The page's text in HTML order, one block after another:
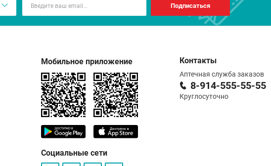
Подписаться
Мобильное приложение
Социальные сети
Контакты
Аптечная служба заказов
8-914-555-55-55
Круглосуточно